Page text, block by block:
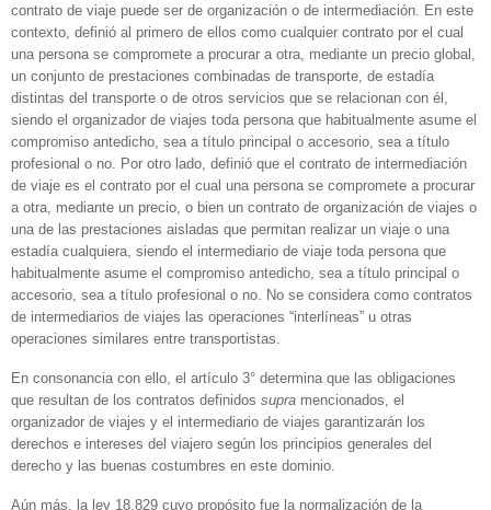
contrato de viaje puede ser de organización o de intermediación. En este
contexto, definió al primero de ellos como cualquier contrato por el cual
una persona se compromete a procurar a otra, mediante un precio global,
un conjunto de prestaciones combinadas de transporte, de estadía
distintas del transporte o de otros servicios que se relacionan con él,
siendo el organizador de viajes toda persona que habitualmente asume el
compromiso antedicho, sea a título principal o accesorio, sea a título
profesional o no. Por otro lado, definió que el contrato de intermediación
de viaje es el contrato por el cual una persona se compromete a procurar
a otra, mediante un precio, o bien un contrato de organización de viajes o
una de las prestaciones aisladas que permitan realizar un viaje o una
estadía cualquiera, siendo el intermediario de viaje toda persona que
habitualmente asume el compromiso antedicho, sea a título principal o
accesorio, sea a título profesional o no. No se considera como contratos
de intermediarios de viajes las operaciones “interlíneas” u otras
operaciones similares entre transportistas.
En consonancia con ello, el artículo 3° determina que las obligaciones
que resultan de los contratos definidos supra mencionados, el
organizador de viajes y el intermediario de viajes garantizarán los
derechos e intereses del viajero según los principios generales del
derecho y las buenas costumbres en este dominio.
Aún más, la ley 18.829 cuyo propósito fue la normalización de la